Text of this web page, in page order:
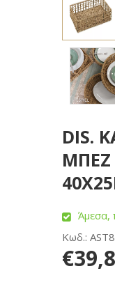
DIS.
ΜΠΕΖ
Άμεσα,
Κωδ.: